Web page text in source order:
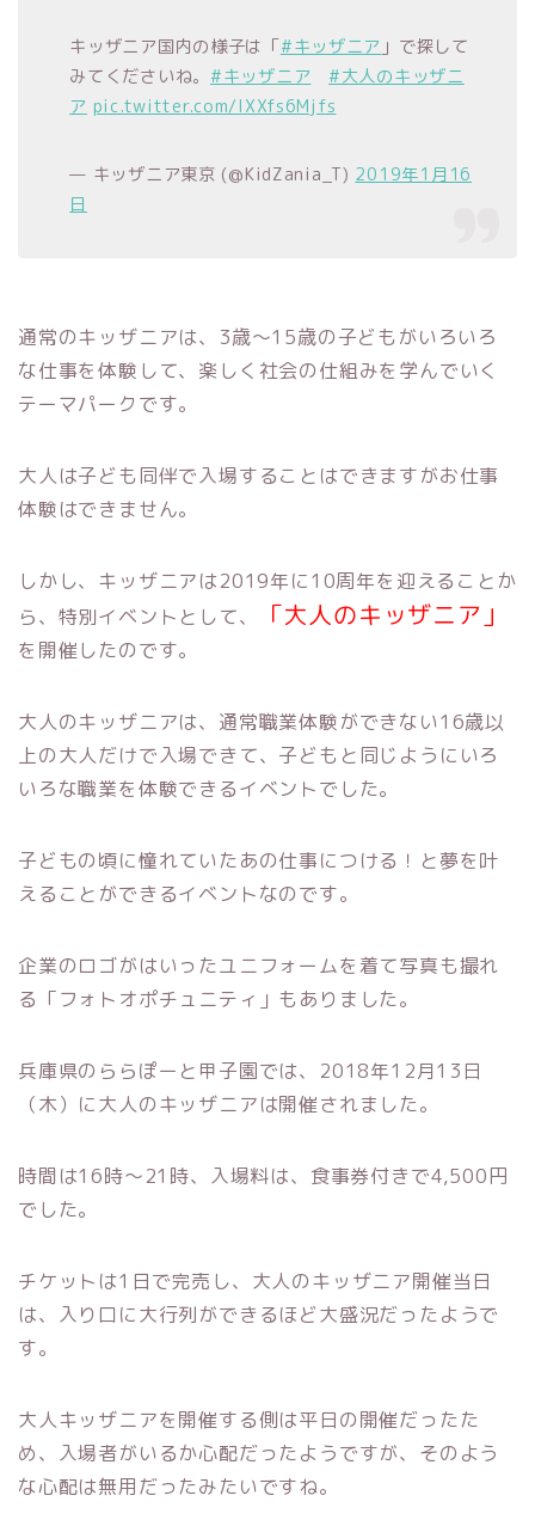
キッザニア国内の様子は「#キッザニア 」で探して
みてくださいね。 #キッザニア
#大人のキッザニ
ア pic.twitter.com/IXXfs6Mjfs
— キッザニア東京 (@KidZania_T) 2019年1月16
日
通常のキッザニアは、3歳～15歳の子どもがいろいろ
な仕事を体験して、楽しく社会の仕組みを学んでいく
テーマパークです。
大人は子ども同伴で入場することはできますがお仕事
体験はできません。
しかし、キッザニアは2019年に10周年を迎えることか
ら、特別イベントとして、
「大人のキッザニア」
を開催したのです。
大人のキッザニアは、通常職業体験ができない16歳以
上の大人だけで入場できて、子どもと同じようにいろ
いろな職業を体験できるイベントでした。
子どもの頃に憧れていたあの仕事につける！と夢を叶
えることができるイベントなのです。
企業のロゴがはいったユニフォームを着て写真も撮れ
る「フォトオポチュニティ」もありました。
兵庫県のららぽーと甲子園では、2018年12月13日
（木）に大人のキッザニアは開催されました。
時間は16時～21時、入場料は、食事券付きで4,500円
でした。
チケットは1日で完売し、大人のキッザニア開催当日
は、入り口に大行列ができるほど大盛況だったようで
す。
大人キッザニアを開催する側は平日の開催だったた
め、入場者がいるか心配だったようですが、そのよう
な心配は無用だったみたいですね。